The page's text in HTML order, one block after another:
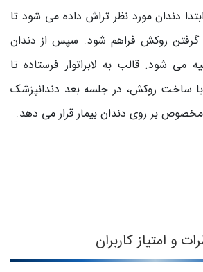
دندان مورد نظر تراش داده می شود تا
گرفتن روکش فراهم شود. سپس از دندان
می شود. قالب به لابراتوار فرستاده تا
ساخت روکش، در جلسه بعد دندانپزشک
بر روی دندان بیمار قرار می دهد.
و امتیاز کاربران